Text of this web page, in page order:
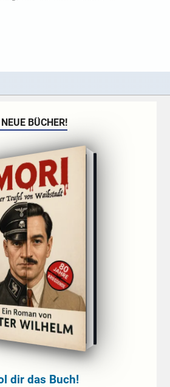
BÜCHER!
dir das Buch!